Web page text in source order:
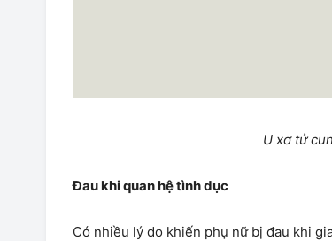
U xơ tử
Đau khi quan hệ tình dục
Có nhiều lý do khiến phụ nữ bị đau khi